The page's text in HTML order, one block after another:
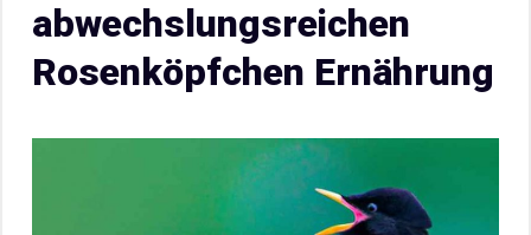
abwechslungsreichen
Rosenköpfchen Ernährung